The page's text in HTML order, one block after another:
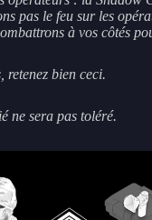
pas le feu sur les
à vos côtés
retenez bien ceci.
ne sera pas toléré.